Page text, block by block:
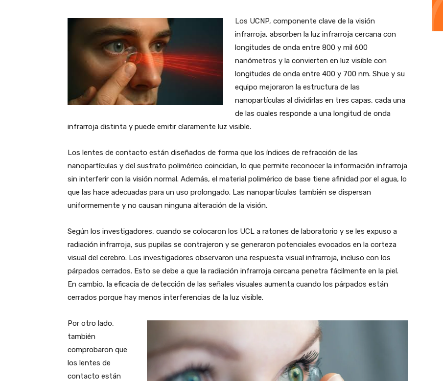
Los UCNP, componente clave de la visión
infrarroja, absorben la luz infrarroja cercana con
longitudes de onda entre 800 y mil 600
nanómetros y la convierten en luz visible con
longitudes de onda entre 400 y 700 nm. Shue y su
equipo mejoraron la estructura de las
nanopartículas al dividirlas en tres capas, cada una
de las cuales responde a una longitud de onda
infrarroja distinta y puede emitir claramente luz visible.
Los lentes de contacto están diseñados de forma que los índices de refracción de las
nanopartículas y del sustrato polimérico coincidan, lo que permite reconocer la información infrarroja
sin interferir con la visión normal. Además, el material polimérico de base tiene afinidad por el agua, lo
que las hace adecuadas para un uso prolongado. Las nanopartículas también se dispersan
uniformemente y no causan ninguna alteración de la visión.
Según los investigadores, cuando se colocaron los UCL a ratones de laboratorio y se les expuso a
radiación infrarroja, sus pupilas se contrajeron y se generaron potenciales evocados en la corteza
visual del cerebro. Los investigadores observaron una respuesta visual infrarroja, incluso con los
párpados cerrados. Esto se debe a que la radiación infrarroja cercana penetra fácilmente en la piel.
En cambio, la eficacia de detección de las señales visuales aumenta cuando los párpados están
cerrados porque hay menos interferencias de la luz visible.
Por otro lado,
también
comprobaron que
los lentes de
contacto están